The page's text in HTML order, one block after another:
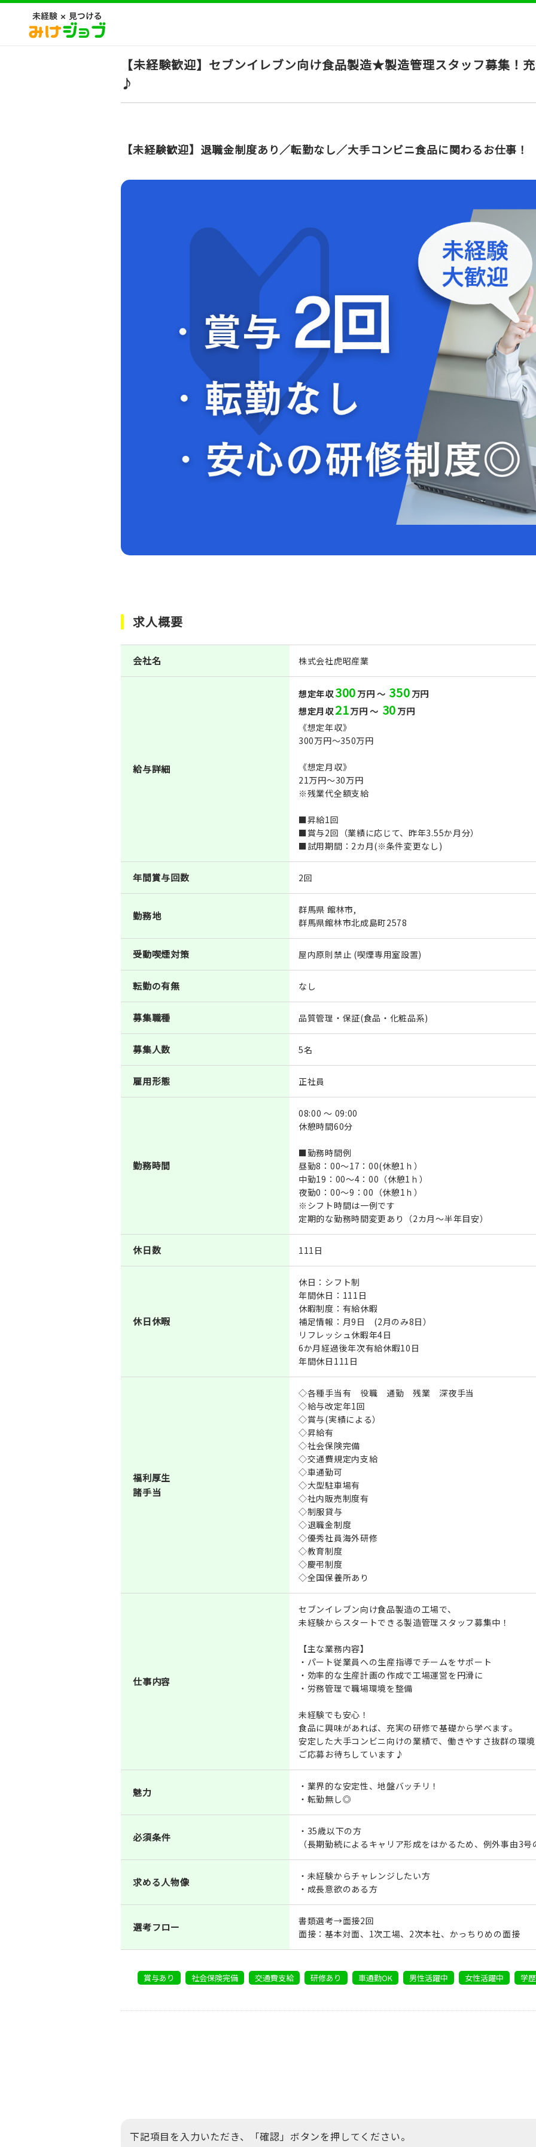
【未経験歓迎】セブンイレブン向け食品製造★製造管理スタッフ募集！
♪
【未経験歓迎】退職金制度あり／転勤なし／大手コンビニ食品に関わるお仕事！
求人概要
会社名 株式会社虎昭産業
給与詳細
想定年収300 万円 ～ 350 万円
想定月収21万円 ～ 30 万円
《想定年収》
300万円～350万円
《想定月収》
21万円～30万円
※残業代全額支給
■昇給1回
■賞与2回（業績に応じて、昨年3.55か月分）
■試用期間：2カ月(※条件変更なし)
年間賞与回数 2回
勤務地
群馬県 館林市,
群馬県館林市北成島町2578
受動喫煙対策 屋内原則禁止 (喫煙専用室設置)
転勤の有無 なし
募集職種 品質管理・保証(食品・化粧品系)
募集人数 5名
雇用形態 正社員
勤務時間
08:00 ～ 09:00
休憩時間60分
■勤務時間例
昼勤8：00～17：00(休憩1ｈ）
中勤19：00～4：00（休憩1ｈ）
夜勤0：00～9：00（休憩1ｈ）
※シフト時間は一例です
定期的な勤務時間変更あり（2カ月～半年目安）
休日数 111日
休日休暇
休日：シフト制
年間休日：111日
休暇制度：有給休暇
補足情報：月9日 (2月のみ8日）
リフレッシュ休暇年4日
6か月経過後年次有給休暇10日
年間休日111日
福利厚生
諸手当
◇各種手当有 役職 通勤 残業 深夜手当
◇給与改定年1回
◇賞与(実績による）
◇昇給有
◇社会保険完備
◇交通費規定内支給
◇車通勤可
◇大型駐車場有
◇社内販売制度有
◇制服貸与
◇退職金制度
◇優秀社員海外研修
◇教育制度
◇慶弔制度
◇全国保養所あり
仕事内容
セブンイレブン向け食品製造の工場で、
未経験からスタートできる製造管理スタッフ募集中！
【主な業務内容】
・パート従業員への生産指導でチームをサポート
・効率的な生産計画の作成で工場運営を円滑に
・労務管理で職場環境を整備
未経験でも安心！
食品に興味があれば、充実の研修で基礎から学べます。
安定した大手コンビニ向けの業績で、働きやすさ抜群の環
ご応募お待ちしています♪
魅力
・業界的な安定性、地盤バッチリ！
・転勤無し◎
必須条件
・35歳以下の方
（長期勤続によるキャリア形成をはかるため、例外事由3号
求める人物像
・未経験からチャレンジしたい方
・成長意欲のある方
選考フロー
書類選考→面接2回
面接：基本対面、1次工場、2次本社、かっちりめの面接
賞与あり 社会保険完備 交通費支給 研修あり 車通勤OK 男性活躍中 女性活躍中 学
下記項目を入力いただき、 「確認」ボタンを押してください。